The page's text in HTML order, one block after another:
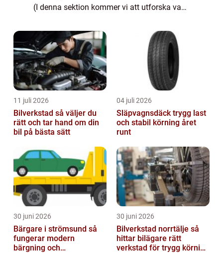
(I denna sektion kommer vi att utforska vad
och vilka typer som finns tillgänglig...
11 juli 2026
Bilverkstad så väljer du
rätt och tar hand om din
bil på bästa sätt
04 juli 2026
Släpvagnsdäck trygg last
och stabil körning året
runt
30 juni 2026
Bärgare i strömsund så
fungerar modern
bärgning och
30 juni 2026
Bilverkstad norrtälje så
hittar bilägare rätt
verkstad för trygg körning